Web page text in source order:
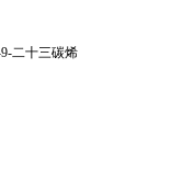
二十三碳烯